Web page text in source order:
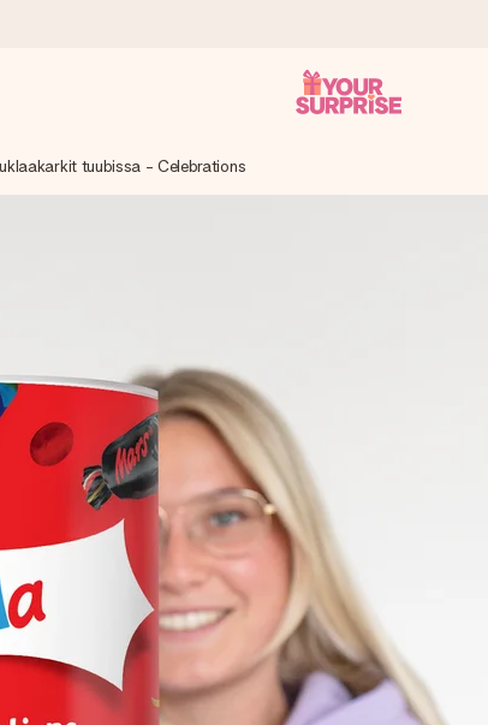
jotta voit antaa sen juuri oikeaan aikaan, kun sillä on eniten
nopeammin kuin ehdit sanoa “yllätys!”
tuubissa - Celebrations